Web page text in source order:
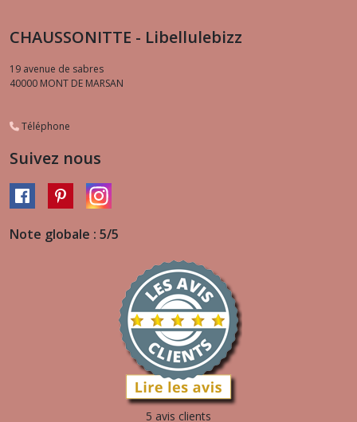
CHAUSSONITTE - Libellulebizz
19 avenue de sabres
40000 MONT DE MARSAN
Téléphone
Suivez nous
Note globale : 5/5
5 avis clients